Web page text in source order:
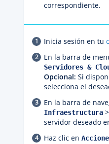
correspondiente.
Inicia sesión en tu
En la barra de
Servidores &
Opcional: Si
selecciona el
En la barra de
Infraestructura >
servidor deseado
Haz clic en